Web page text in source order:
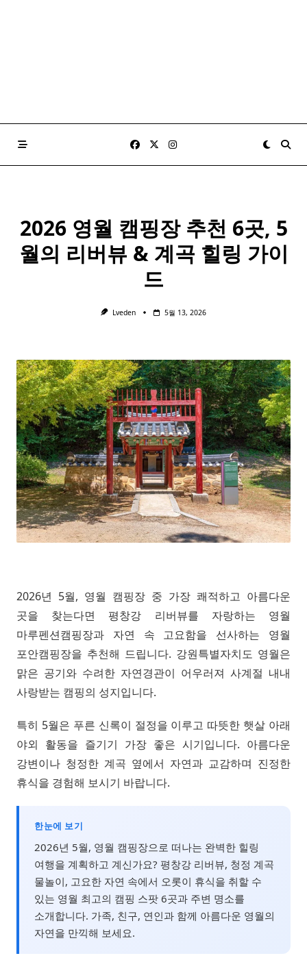
2026 영월 캠핑장 추천 6곳, 5
월의 리버뷰 & 계곡 힐링 가이
드
Lveden 5월 13, 2026
2026년 5월, 영월 캠핑장 중 가장 쾌적하고 아름다운
곳을 찾는다면 평창강 리버뷰를 자랑하는 영월
마루펜션캠핑장과 자연 속 고요함을 선사하는 영월
포안캠핑장을 추천해 드립니다. 강원특별자치도 영월은
맑은 공기와 수려한 자연경관이 어우러져 사계절 내내
사랑받는 캠핑의 성지입니다.
특히 5월은 푸른 신록이 절정을 이루고 따뜻한 햇살 아래
야외 활동을 즐기기 가장 좋은 시기입니다. 아름다운
강변이나 청정한 계곡 옆에서 자연과 교감하며 진정한
휴식을 경험해 보시기 바랍니다.
한눈에 보기
2026년 5월, 영월 캠핑장으로 떠나는 완벽한 힐링
여행을 계획하고 계신가요? 평창강 리버뷰, 청정 계곡
물놀이, 고요한 자연 속에서 오롯이 휴식을 취할 수
있는 영월 최고의 캠핑 스팟 6곳과 주변 명소를
소개합니다. 가족, 친구, 연인과 함께 아름다운 영월의
자연을 만끽해 보세요.